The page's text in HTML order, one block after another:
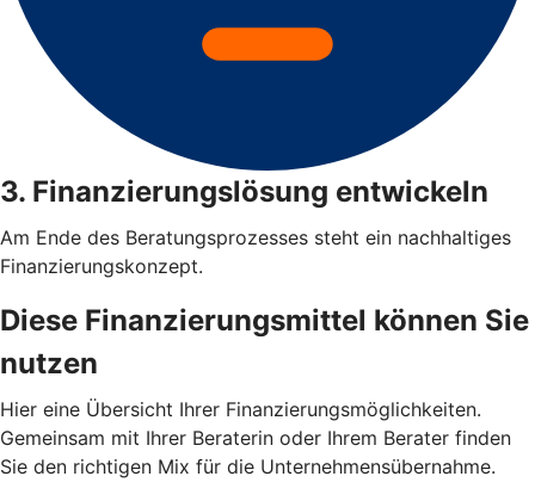
3. Finanzierungslösung entwickeln
Am Ende des Beratungsprozesses steht ein nachhaltiges
Finanzierungskonzept.
Diese Finanzierungsmittel können Sie
nutzen
Hier eine Übersicht Ihrer Finanzierungsmöglichkeiten.
Gemeinsam mit Ihrer Beraterin oder Ihrem Berater finden
Sie den richtigen Mix für die Unternehmensübernahme.